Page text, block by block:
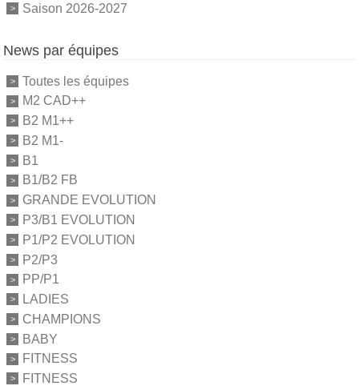
Saison 2026-2027
News par équipes
Toutes les équipes
M2 CAD++
B2 M1++
B2 M1-
B1
B1/B2 FB
GRANDE EVOLUTION
P3/B1 EVOLUTION
P1/P2 EVOLUTION
P2/P3
PP/P1
LADIES
CHAMPIONS
BABY
FITNESS
FITNESS